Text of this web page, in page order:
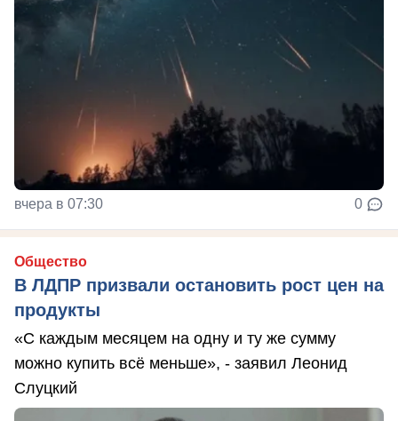
вчера в 07:30 0
Общество
В ЛДПР призвали остановить рост цен на
продукты
«С каждым месяцем на одну и ту же сумму
можно купить всё меньше», - заявил Леонид
Слуцкий